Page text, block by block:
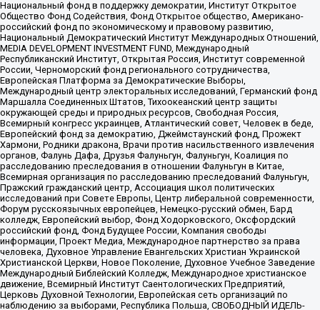
Национальный фонд в поддержку демократии, Институт Открытое
Общество Фонд Содействия, Фонд Открытое общество, Американо-
российский фонд по экономическому и правовому развитию,
Национальный Демократический Институт Международных Отношений,
MEDIA DEVELOPMENT INVESTMENT FUND, Международный
Республиканский Институт, Открытая Россия, Институт современной
России, Черноморский фонд регионального сотрудничества,
Европейская Платформа за Демократические Выборы,
Международный центр электоральных исследований, Германский фонд
Маршалла Соединенных Штатов, Тихоокеанский центр защиты
окружающей среды и природных ресурсов, Свободная Россия,
Всемирный конгресс украинцев, Атлантический совет, Человек в беде,
Европейский фонд за демократию, Джеймстаунский фонд, Прожект
Хармони, Родники дракона, Врачи против насильственного извлечения
органов, Фалунь Дафа, Друзья Фалуньгун, Фалуньгун, Коалиция по
расследованию преследования в отношении Фалуньгун в Китае,
Всемирная организация по расследованию преследований Фалуньгун,
Пражский гражданский центр, Ассоциация школ политических
исследований при Совете Европы, Центр либеральной современности,
Форум русскоязычных европейцев, Немецко-русский обмен, Бард
колледж, Европейский выбор, Фонд Ходорковского, Оксфордский
российский фонд, Фонд Будущее России, Компания свободы
информации, Проект Медиа, Международное партнерство за права
человека, Духовное Управление Евангельских Христиан Украинской
Христианской Церкви, Новое Поколение, Духовное Учебное Заведение
Международный Библейский Колледж, Международное христианское
движение, Всемирный Институт Саентологических Предприятий,
Церковь Духовной Технологии, Европейская сеть организаций по
наблюдению за выборами, Республика Польша, СВОБОДНЫЙ ИДЕЛЬ-